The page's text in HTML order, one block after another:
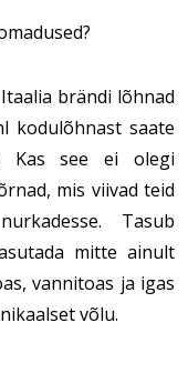
brändi lõhnad
kodulõhnast saate
Kas see ei olegi
mis viivad teid
Tasub
mitte ainult
vannitoas ja igas
võlu.